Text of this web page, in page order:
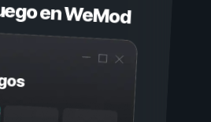
en WeMod